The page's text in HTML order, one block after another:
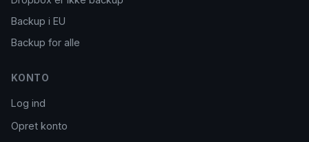
Backup i EU
Backup for alle
KONTO
Log ind
Opret konto